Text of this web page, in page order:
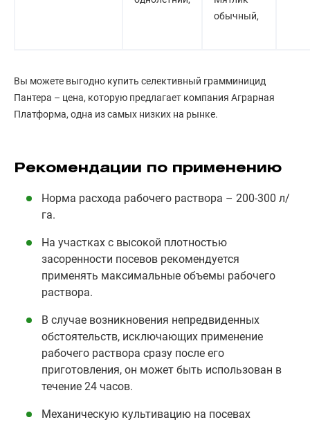
обычный,
Вы можете выгодно купить селективный грамминицид
Пантера – цена, которую предлагает компания Аграрная
Платформа, одна из самых низких на рынке.
Рекомендации по применению
Норма расхода рабочего раствора – 200-300 л/
га.
На участках с высокой плотностью
засоренности посевов рекомендуется
применять максимальные объемы рабочего
раствора.
В случае возникновения непредвиденных
обстоятельств, исключающих применение
рабочего раствора сразу после его
приготовления, он может быть использован в
течение 24 часов.
Механическую культивацию на посевах